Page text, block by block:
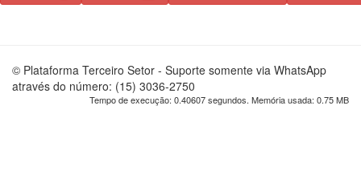
© Plataforma Terceiro Setor - Suporte somente via WhatsApp
através do número: (15) 3036-2750
Tempo de execução: 0.40607 segundos. Memória usada: 0.75 MB